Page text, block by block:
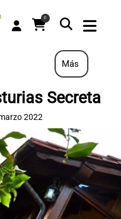
0
Más
Secreta
2022